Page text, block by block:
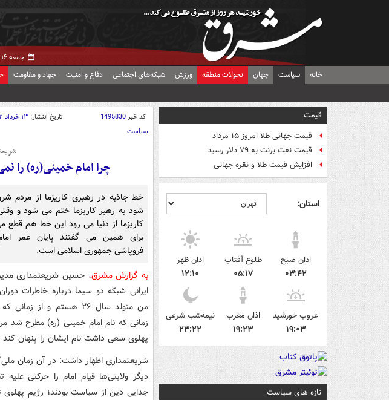
جمعه ۱۶ مرداد ۱۴۰۵ -
خانه سیاست جهان تحولات منطقه ورزش شبکه‌های اجتماعی دفاع و امنیت جهاد و مقاومت
قیمت
قیمت جهانی طلا امروز ۱۵ مرداد
قیمت نفت برنت به ۷۹ دلار رسید
افزایش قیمت طلا و نقره جهانی
استان:
اذان صبح
۰۳:۴۲
طلوع آفتاب
۰۵:۱۷
اذان ظهر
۱۲:۱۰
غروب خورشید
۱۹:۰۳
اذان مغرب
۱۹:۲۳
نیمه‌شب شرعی
۲۳:۲۲
تازه های سیاست
کد خبر1495830 تاریخ انتشار: ۱۳ خرداد ۱۴۰۲ - ۱۴:۰۷
سیاست
چرا امام خمینی(ره) را
خط جاذبه در رهبری کاریزما از مردم
شود به رهبر کاریزما ختم می شود و
کاریزما از دنیا می رود این خط هم قطع
برای همین می گفتند پایان عمر
فروپاشی جمهوری اسلامی است.
به گزارش مشرق، حسین شریعتمداری
ایرانی شبکه دو سیما درباره خاطرات
من متولد سال ۲۶ هستم و
پهلوی سعی داشت نام ایشان را پنهان کند
شریعتمداری اظهار داشت: در آن زمان
دیگر ولایتی‌ها قیام امام را حرکتی
جدایی دین از سیاست بودند؛ رژیم